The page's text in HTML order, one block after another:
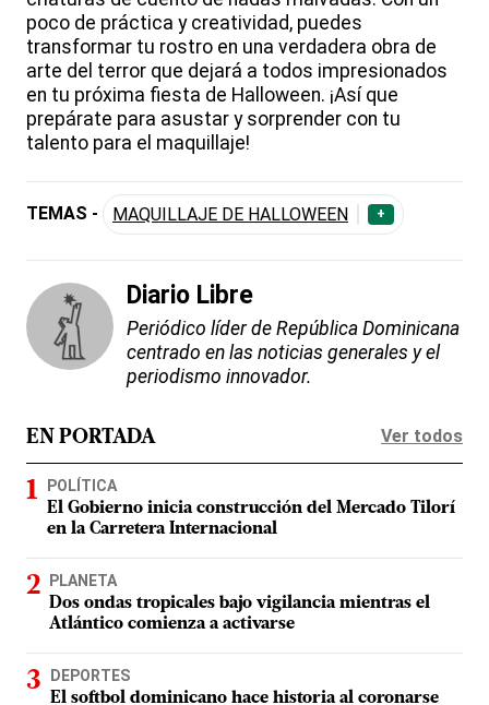
poco de práctica y creatividad, puedes
transformar tu rostro en una verdadera obra de
arte del terror que dejará a todos impresionados
en tu próxima fiesta de Halloween. ¡Así que
prepárate para asustar y sorprender con tu
talento para el maquillaje!
TEMAS - MAQUILLAJE DE HALLOWEEN +
Diario Libre
Periódico líder de República Dominicana
centrado en las noticias generales y el
periodismo innovador.
EN PORTADA Ver todos
POLÍTICA
El Gobierno inicia construcción del Mercado Tilorí
en la Carretera Internacional
PLANETA
Dos ondas tropicales bajo vigilancia mientras el
Atlántico comienza a activarse
DEPORTES
El softbol dominicano hace historia al coronarse